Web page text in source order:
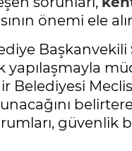
önemi ele
Başkanvekili
Belediyesi
güvenlik